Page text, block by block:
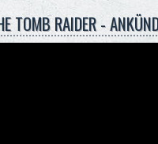
TOMB RAIDER -